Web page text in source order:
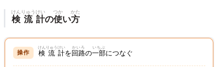
検
けん
流
りゅう
計
けい
の使
つか
い方
かた
検
けん
流
りゅう
計
けい
を 回路
かいろ
の一部
いちぶ
につなぐ